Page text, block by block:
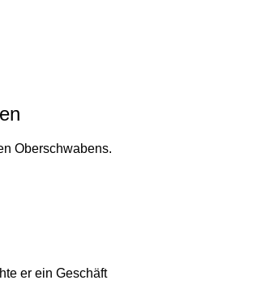
Oberschwabens.
er ein Geschäft